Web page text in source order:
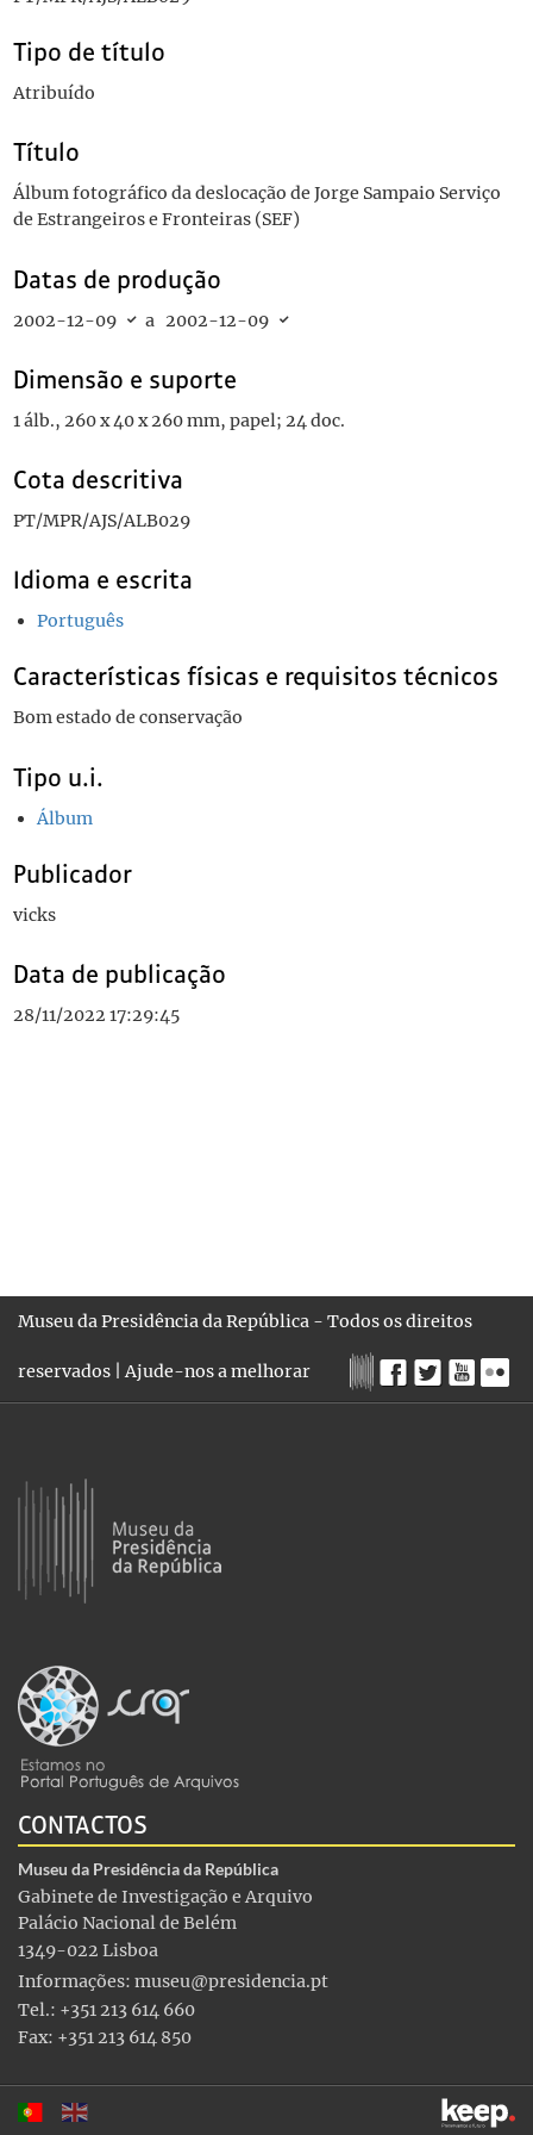
Tipo de título
Atribuído
Título
Álbum fotográfico da deslocação de Jorge Sampaio Serviço
de Estrangeiros e Fronteiras (SEF)
Datas de produção
2002-12-09 a 2002-12-09
Dimensão e suporte
1 álb., 260 x 40 x 260 mm, papel; 24 doc.
Cota descritiva
PT/MPR/AJS/ALB029
Idioma e escrita
Português
Características físicas e requisitos técnicos
Bom estado de conservação
Tipo u.i.
Álbum
Publicador
vicks
Data de publicação
28/11/2022 17:29:45
Museu da Presidência da República - Todos os direitos
reservados |Ajude-nos a melhorar
CONTACTOS
Museu da Presidência da República
Gabinete de Investigação e Arquivo
Palácio Nacional de Belém
1349-022 Lisboa
Informações: museu@presidencia.pt
Tel.: +351 213 614 660
Fax: +351 213 614 850